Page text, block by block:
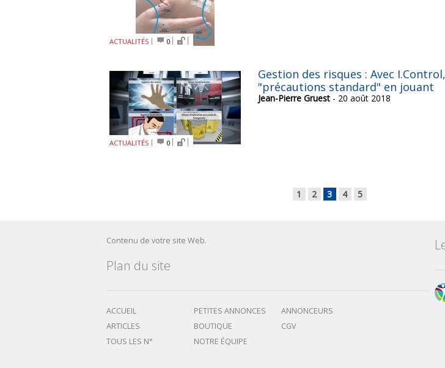
ACTUALITÉS 0
ACTUALITÉS 0
Gestion des risques : Avec
"précautions standard" en jouant
Jean-Pierre Gruest - 20 août 2018
1 2 3 4 5
Contenu de votre site Web.
Plan du site
ACCUEIL
ARTICLES
TOUS LES N°
PETITES ANNONCES
BOUTIQUE
ANNONCEURS
CGV
NOTRE ÉQUIPE